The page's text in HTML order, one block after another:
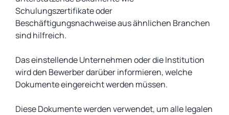
Schulungszertifikate oder
Beschäftigungsnachweise aus ähnlichen Branchen
sind hilfreich.
Das einstellende Unternehmen oder die Institution
wird den Bewerber darüber informieren, welche
Dokumente eingereicht werden müssen.
Diese Dokumente werden verwendet, um alle legalen